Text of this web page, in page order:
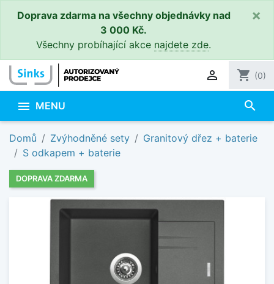
Doprava zdarma na všechny objednávky nad
3 000 Kč.
Všechny probíhající akce najdete zde.
×
 shopping_cart (0)
 MENU search
Domů Zvýhodněné sety
Granitový dřez + baterie
S odkapem + baterie
DOPRAVA ZDARMA